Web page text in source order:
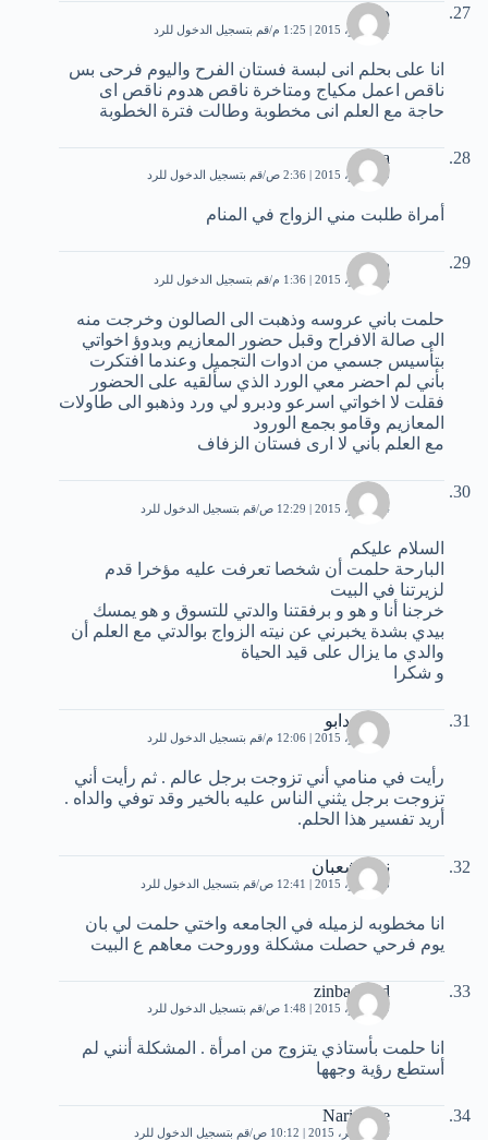
دنيا
1 نوفمبر، 2015 | 1:25 م قم بتسجيل الدخول للرد
انا على بحلم انى لبسة فستان الفرح واليوم فرحى بس
ناقص اعمل مكياج ومتاخرة ناقص هدوم ناقص اى
حاجة مع العلم انى مخطوبة وطالت فترة الخطوبة
zarga
3 نوفمبر، 2015 | 2:36 ص قم بتسجيل الدخول للرد
أمراة طلبت مني الزواج في المنام
رندا
3 نوفمبر، 2015 | 1:36 م قم بتسجيل الدخول للرد
حلمت باني عروسه وذهبت الى الصالون وخرجت منه
الى صالة الافراح وقبل حضور المعازيم وبدوؤ اخواتي
بتأسيس جسمي من ادوات التجميل وعندما افتكرت
بأني لم احضر معي الورد الذي سألقيه على الحضور
فقلت لا اخواتي اسرعو ودبرو لي ورد وذهبو الى طاولات
المعازيم وقامو بجمع الورود
مع العلم بأني لا ارى فستان الزفاف
مريم
4 نوفمبر، 2015 | 12:29 ص قم بتسجيل الدخول للرد
السلام عليكم
البارحة حلمت أن شخصا تعرفت عليه مؤخرا قدم
لزيرتنا في البيت
خرجنا أنا و هو و برفقتنا والدتي للتسوق و هو يمسك
بيدي بشدة يخبرني عن نيته الزواج بوالدتي مع العلم أن
والدي ما يزال على قيد الحياة
و شكرا
مريم دابو
7 نوفمبر، 2015 | 12:06 م قم بتسجيل الدخول للرد
رأيت في منامي أني تزوجت برجل عالم . ثم رأيت أني
تزوجت برجل يثني الناس عليه بالخير وقد توفي والداه .
أريد تفسير هذا الحلم.
نهله شعبان
8 نوفمبر، 2015 | 12:41 ص قم بتسجيل الدخول للرد
انا مخطوبه لزميله في الجامعه واختي حلمت لي بان
يوم فرحي حصلت مشكلة ووروحت معاهم ع البيت
zinba Hdid
9 نوفمبر، 2015 | 1:48 ص قم بتسجيل الدخول للرد
انا حلمت بأستاذي يتزوج من امرأة . المشكلة أنني لم
أستطع رؤية وجهها
Narimene
14 نوفمبر، 2015 | 10:12 ص قم بتسجيل الدخول للرد